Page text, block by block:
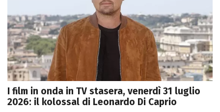
I film in onda in TV stasera, venerdì 31 luglio
2026: il kolossal di Leonardo Di Caprio